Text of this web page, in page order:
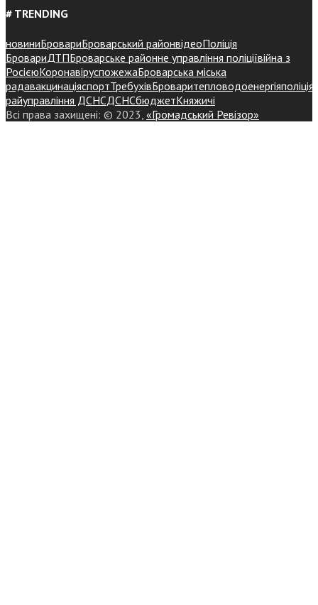
# TRENDING
новиниБровариБроварський районвідеоПоліція
БровариДТПБроварське районне управління поліціївійна з
РосієюКоронавіруспожежаБроварська міська
радавакцинаціяспортТребухівБроваритепловодоенергіяполіція
райуправління ДСНСДСНСбюджетКняжичі
Всі права захищені: © 2023, «Громадський Ревізор»